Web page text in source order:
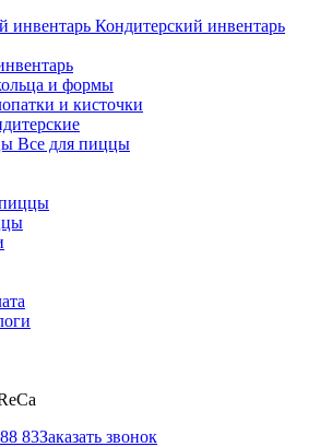
Кондитерский инвентарь
и формы
и кисточки
Все для пиццы
83Заказать звонок